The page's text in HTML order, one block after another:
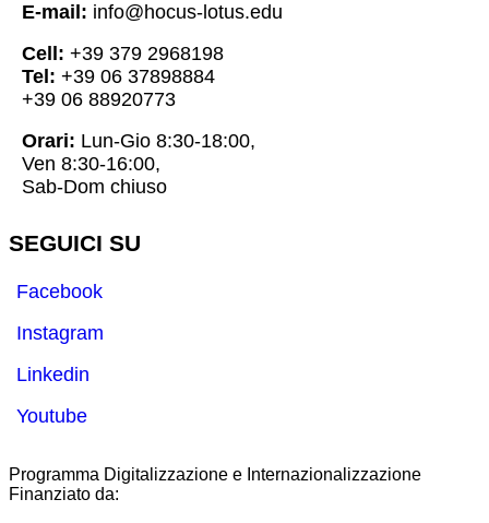
E-mail: info@hocus-lotus.edu
Cell: +39 379 2968198
Tel: +39 06 37898884
+39 06 88920773
Orari: Lun-Gio 8:30-18:00,
Ven 8:30-16:00,
Sab-Dom chiuso
SEGUICI SU
Facebook
Instagram
Linkedin
Youtube
Programma Digitalizzazione e Internazionalizzazione
Finanziato da: